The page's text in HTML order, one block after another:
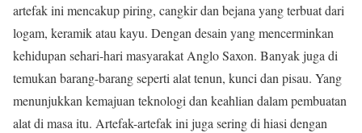
artefak ini mencakup piring, cangkir dan bejana yang terbuat dari
logam, keramik atau kayu. Dengan desain yang mencerminkan
kehidupan sehari-hari masyarakat Anglo Saxon. Banyak juga di
temukan barang-barang seperti alat tenun, kunci dan pisau. Yang
menunjukkan kemajuan teknologi dan keahlian dalam pembuatan
alat di masa itu. Artefak-artefak ini juga sering di hiasi dengan